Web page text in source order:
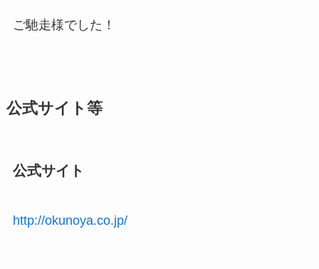
ご馳走様でした！
公式サイト等
公式サイト
http://okunoya.co.jp/